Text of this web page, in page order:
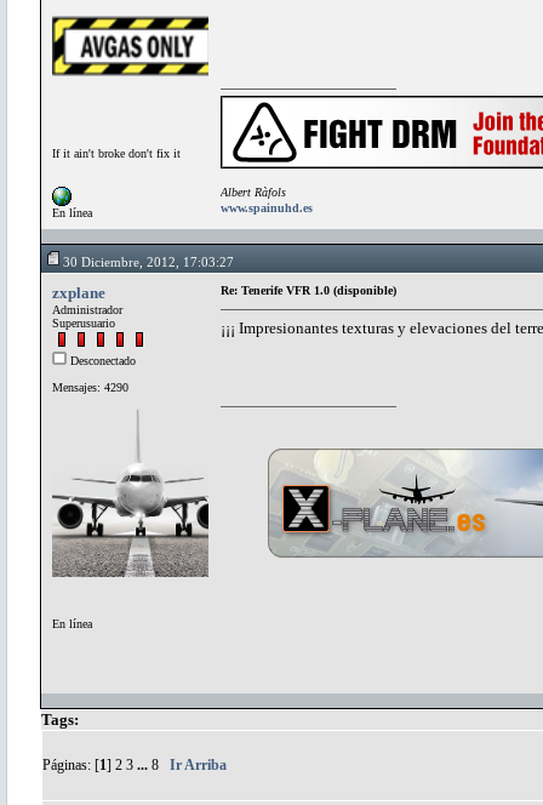
If it ain't broke don't fix it
En línea
Albert Ràfols
www.spainuhd.es
30 Diciembre, 2012, 17:03:27
zxplane
Administrador
Superusuario
Desconectado
Mensajes: 4290
En línea
Re: Tenerife VFR 1.0 (disponible)
¡¡¡ Impresionantes texturas y elevaciones del
Tags:
Páginas: [1] 2 3 ... 8 Ir Arriba